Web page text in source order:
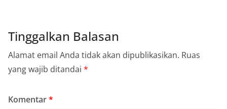
Tinggalkan Balasan
Alamat email Anda tidak akan dipublikasikan. Ruas
yang wajib ditandai *
Komentar*